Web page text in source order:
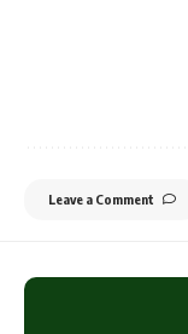
Leave a Comment